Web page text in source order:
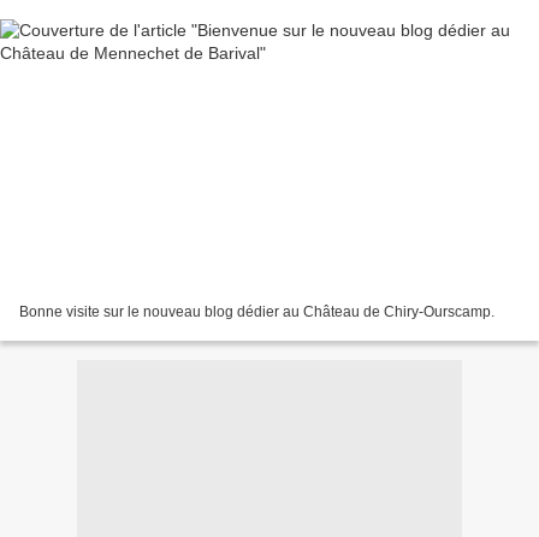
Bonne visite sur le nouveau blog dédier au Château de Chiry-Ourscamp.